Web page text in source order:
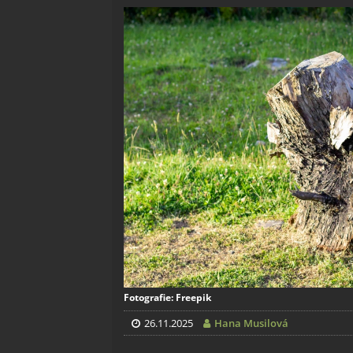
Fotografie: Freepik
26.11.2025 Hana Musilová